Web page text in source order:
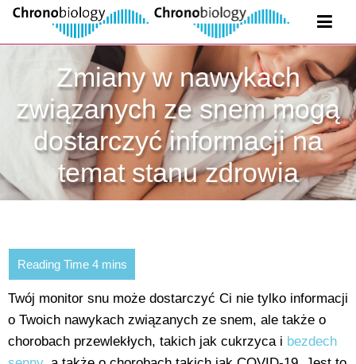
Zmiany w nawykach
związanych ze snem mogą
dostarczyć informacji na
temat stanu zdrowia
Twój monitor snu może dostarczyć Ci nie tylko informacji
o Twoich nawykach związanych ze snem, ale także o
chorobach przewlekłych, takich jak cukrzyca i bezdech